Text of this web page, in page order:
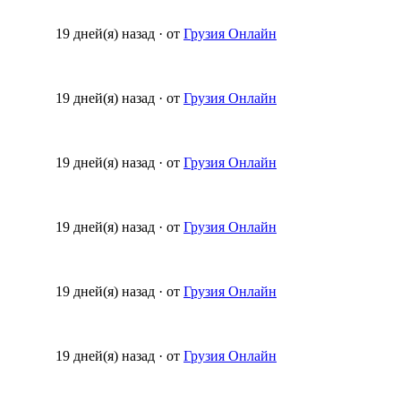
19 дней(я) назад · от Грузия Онлайн
19 дней(я) назад · от Грузия Онлайн
19 дней(я) назад · от Грузия Онлайн
19 дней(я) назад · от Грузия Онлайн
19 дней(я) назад · от Грузия Онлайн
19 дней(я) назад · от Грузия Онлайн